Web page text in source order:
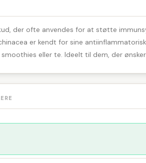
der ofte anvendes for at støtte
er kendt for sine
eller te. Ideelt til dem, der